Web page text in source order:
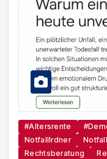
#Altersrente
Notfalllrdner
Rechtsberatung